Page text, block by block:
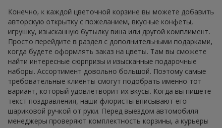
Конечно, к каждой цветочной корзине вы можете добавить
авторскую открытку с пожеланием, вкусные конфеты,
игрушку, изысканную бутылку вина или другой комплимент.
Просто перейдите в раздел с дополнительными подарками,
когда будете оформлять заказ на цветы. Там вы сможете
найти интересные сюрпризы и изысканные подарочные
наборы. Ассортимент довольно большой. Поэтому самые
требовательные клиенты смогут подобрать именно тот
вариант, который удовлетворит их вкусы. Когда вы пишете
текст поздравления, наши флористы вписывают его
шариковой ручкой от руки. Перед выездом автомобиля
менеджеры проверяют комплектность корзины, а курьеры